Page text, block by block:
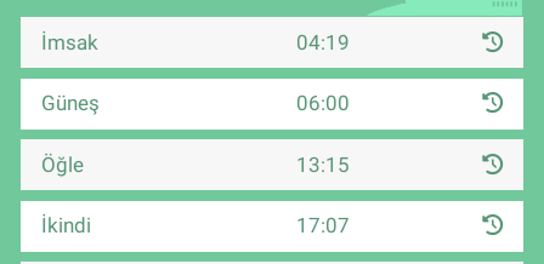
İmsak 04:19
Güneş 06:00
Öğle 13:15
İkindi 17:07